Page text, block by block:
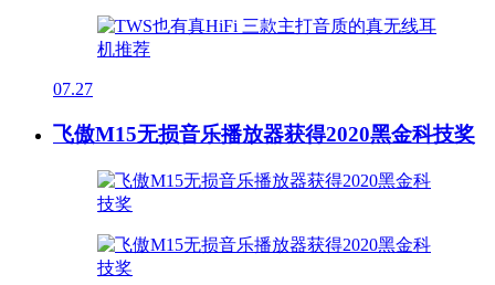
07.27
飞傲M15无损音乐播放器获得2020黑金科技奖